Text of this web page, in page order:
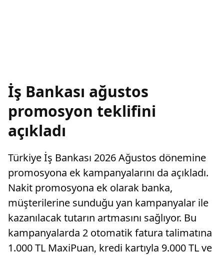
İş Bankası ağustos
promosyon teklifini
açıkladı
Türkiye İş Bankası 2026 Ağustos dönemine
promosyona ek kampanyalarını da açıkladı.
Nakit promosyona ek olarak banka,
müşterilerine sunduğu yan kampanyalar ile
kazanılacak tutarın artmasını sağlıyor. Bu
kampanyalarda 2 otomatik fatura talimatına
1.000 TL MaxiPuan, kredi kartıyla 9.000 TL ve